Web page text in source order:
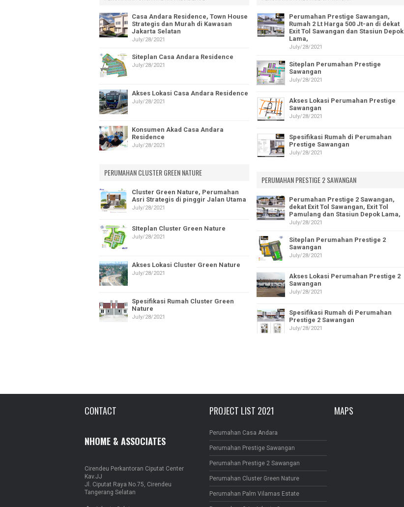
Casa Andara Residence, Town House
Strategis dan Murah di Kawasan
Jakarta Selatan
July/28/2021
Siteplan Casa Andara Residence
July/28/2021
Akses Lokasi Casa Andara Residence
July/28/2021
Konsumen Akad Casa Andara
Residence
July/28/2021
PERUMAHAN CLUSTER GREEN NATURE
Cluster Green Nature, Perumahan
Asri Strategis di pinggir Jalan Utama
July/28/2021
SIteplan Cluster Green Nature
July/28/2021
Akses Lokasi Cluster Green Nature
July/28/2021
Spesifikasi Rumah Cluster Green
Nature
July/28/2021
Perumahan Prestige Sawangan,
Rumah 2 Lt Harga 500 Jt-an di dekat
Exit Tol Sawangan dan Stasiun Depok
Lama,
July/28/2021
Siteplan Perumahan Prestige
Sawangan
July/28/2021
Akses Lokasi Perumahan Prestige
Sawangan
July/28/2021
Spesifikasi Rumah di Perumahan
Prestige Sawangan
July/28/2021
PERUMAHAN PRESTIGE 2 SAWANGAN
Perumahan Prestige 2 Sawangan,
dekat Exit Tol Sawangan, Exit Tol
Pamulang dan Stasiun Depok Lama,
July/28/2021
Siteplan Perumahan Prestige 2
Sawangan
July/28/2021
Akses Lokasi Perumahan Prestige 2
Sawangan
July/28/2021
Spesifikasi Rumah di Perumahan
Prestige 2 Sawangan
July/28/2021
CONTACT
NHOME & ASSOCIATES
Cirendeu Perkantoran Ciputat Center
Kav.JJ
Jl. Ciputat Raya No.75, Cirendeu
Tangerang Selatan
PROJECT LIST 2021
Perumahan Casa Andara
Perumahan Prestige Sawangan
Perumahan Prestige 2 Sawangan
Perumahan Cluster Green Nature
Perumahan Palm Vilamas Estate
MAPS